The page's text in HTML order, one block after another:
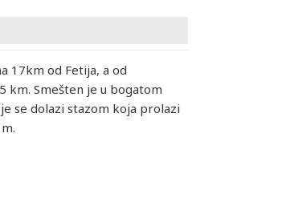
17km od Fetija, a od
km. Smešten je u bogatom
se dolazi stazom koja prolazi